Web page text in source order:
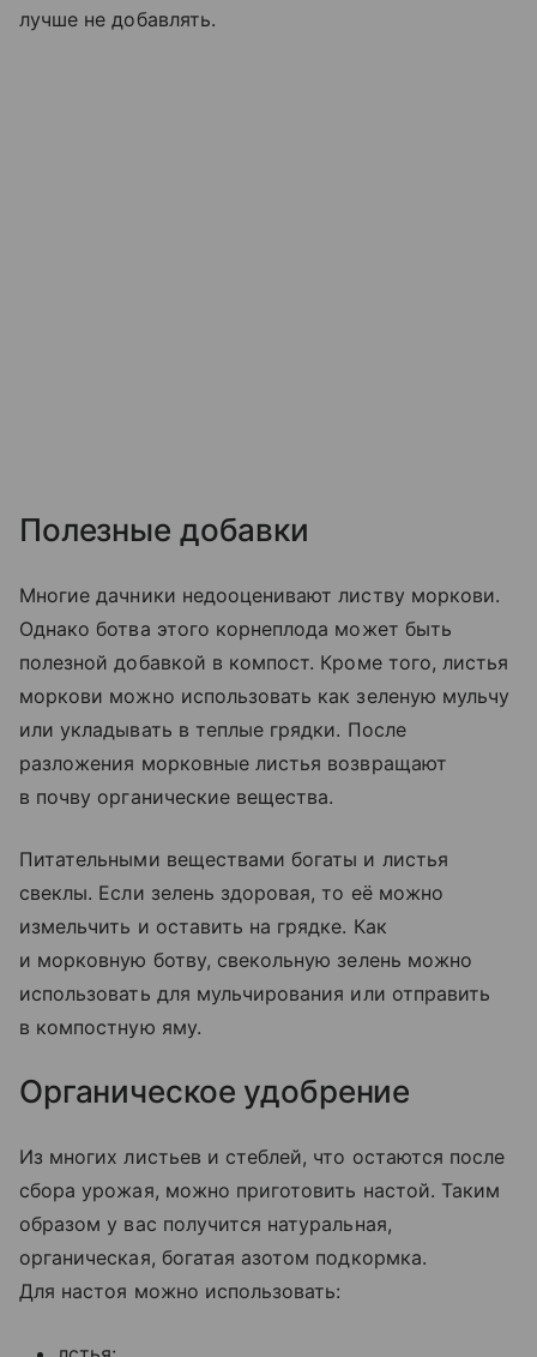
лучше не добавлять.
Полезные добавки
Многие дачники недооценивают листву моркови.
Однако ботва этого корнеплода может быть
полезной добавкой в компост. Кроме того, листья
моркови можно использовать как зеленую мульчу
или укладывать в теплые грядки. После
разложения морковные листья возвращают
в почву органические вещества.
Питательными веществами богаты и листья
свеклы. Если зелень здоровая, то её можно
измельчить и оставить на грядке. Как
и морковную ботву, свекольную зелень можно
использовать для мульчирования или отправить
в компостную яму.
Органическое удобрение
Из многих листьев и стеблей, что остаются после
сбора урожая, можно приготовить настой. Таким
образом у вас получится натуральная,
органическая, богатая азотом подкормка.
Для настоя можно использовать: